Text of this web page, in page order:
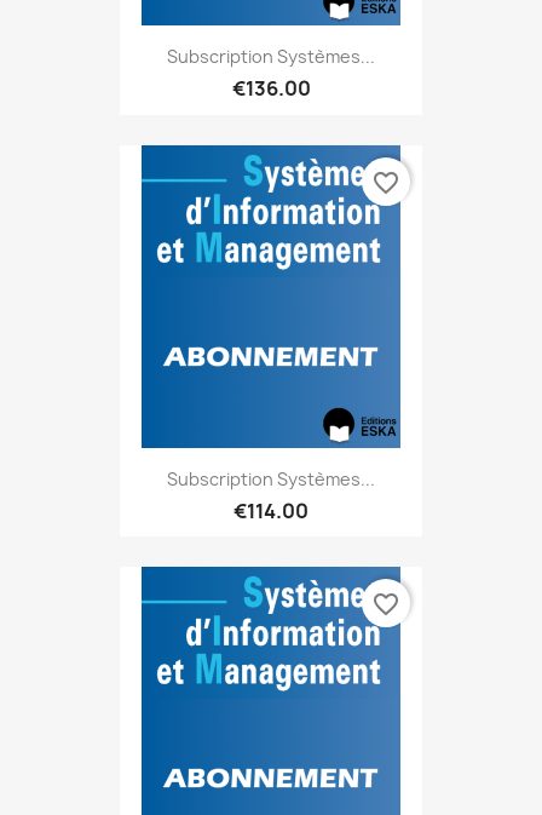
Subscription Systèmes...
€136.00
Subscription Systèmes...
€114.00
favorite_border
favorite_border